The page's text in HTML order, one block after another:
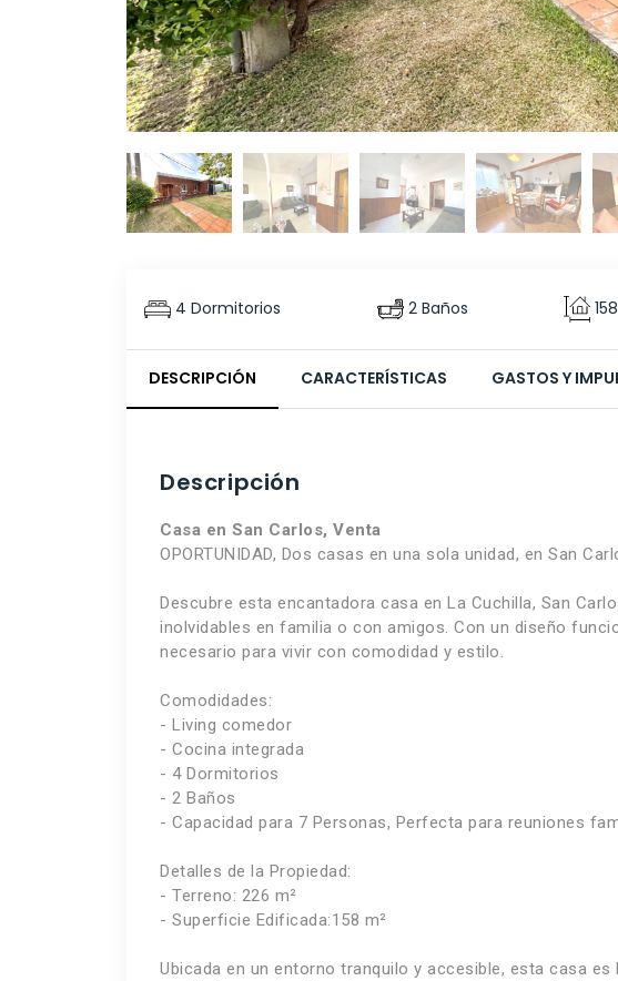
4 Dormitorios 2 Baños
DESCRIPCIÓN CARACTERÍSTICAS GASTOS Y
Descripción
Casa en San Carlos, Venta
OPORTUNIDAD, Dos casas en una sola unidad, en San
Descubre esta encantadora casa en La Cuchilla, San
inolvidables en familia o con amigos. Con un diseño
necesario para vivir con comodidad y estilo.
Comodidades:
- Living comedor
- Cocina integrada
- 4 Dormitorios
- 2 Baños
- Capacidad para 7 Personas, Perfecta para reuniones
Detalles de la Propiedad:
- Terreno: 226 m²
- Superficie Edificada:158 m²
Ubicada en un entorno tranquilo y accesible, esta casa